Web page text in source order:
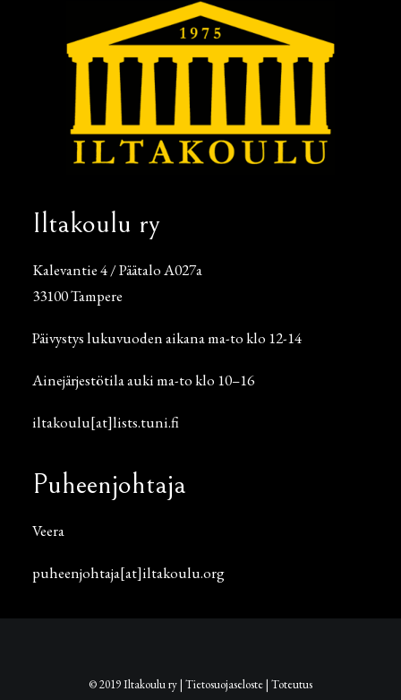
Iltakoulu ry
Kalevantie 4 / Päätalo A027a
33100 Tampere
Päivystys lukuvuoden aikana ma-to klo 12-14
Ainejärjestötila auki ma-to klo 10–16
iltakoulu[at]lists.tuni.fi
Puheenjohtaja
Veera
puheenjohtaja[at]iltakoulu.org
© 2019 Iltakoulu ry | Tietosuojaseloste| Toteutus